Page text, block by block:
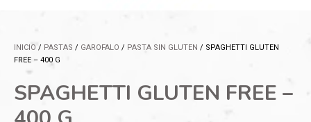
INICIO / PASTAS / GAROFALO / PASTA SIN GLUTEN / SPAGHETTI GLUTEN
FREE – 400 G
SPAGHETTI GLUTEN FREE –